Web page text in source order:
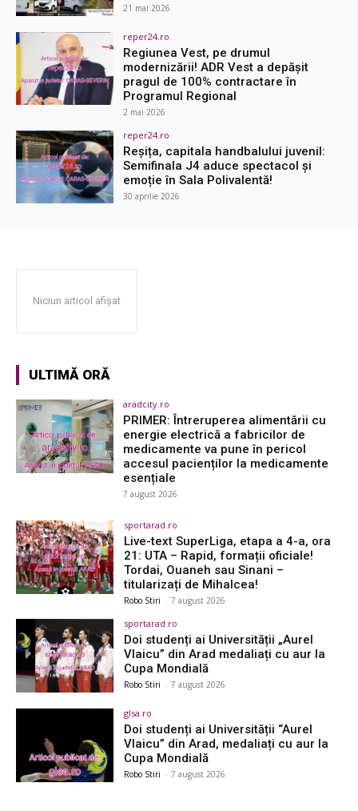
21 mai 2026
reper24.ro
Regiunea Vest, pe drumul
modernizării! ADR Vest a depășit
pragul de 100% contractare în
Programul Regional
2 mai 2026
reper24.ro
Reșița, capitala handbalului juvenil:
Semifinala J4 aduce spectacol și
emoție în Sala Polivalentă!
30 aprilie 2026
Niciun articol afișat
ULTIMĂ ORĂ
aradcity.ro
PRIMER: Întreruperea alimentării cu
energie electrică a fabricilor de
medicamente va pune în pericol
accesul pacienților la medicamente
esențiale
7 august 2026
sportarad.ro
Live-text SuperLiga, etapa a 4-a, ora
21: UTA – Rapid, formații oficiale!
Tordai, Ouaneh sau Sinani –
titularizați de Mihalcea!
Robo Stiri - 7 august 2026
sportarad.ro
Doi studenți ai Universității „Aurel
Vlaicu” din Arad medaliați cu aur la
Cupa Mondială
Robo Stiri - 7 august 2026
glsa.ro
Doi studenți ai Universității “Aurel
Vlaicu” din Arad, medaliați cu aur la
Cupa Mondială
Robo Stiri - 7 august 2026